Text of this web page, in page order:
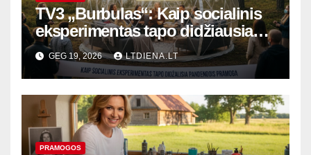
TV3 „Burbulas“: Kaip socialinis
eksperimentas tapo didžiausia
pandemijos pramoga
GEG 19, 2026 LTDIENA.LT
PRAMOGOS